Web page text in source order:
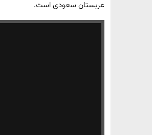
عربستان سعودی است.